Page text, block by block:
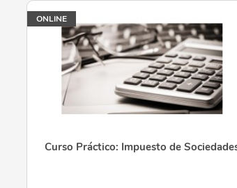
Nombramiento de representante
Infracciones y sanciones
UNIDAD DIDÁCTICA 6. GESTIÓN Y
El índice de entidades
Retenciones e ingresos a cuenta y pagos
ONLINE
Curso Práctico: Impuesto de